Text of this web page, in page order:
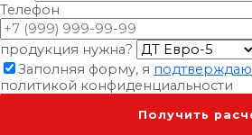
Телефон
продукция нужна?
Заполняя форму, я подтверждаю
политикой конфиденциальности